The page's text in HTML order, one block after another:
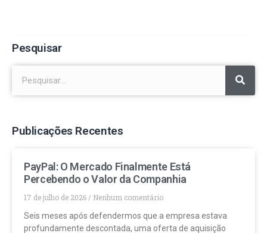
Pesquisar
Publicações Recentes
PayPal: O Mercado Finalmente Está
Percebendo o Valor da Companhia
17 de julho de 2026
Nenhum comentário
Seis meses após defendermos que a empresa estava
profundamente descontada, uma oferta de aquisição